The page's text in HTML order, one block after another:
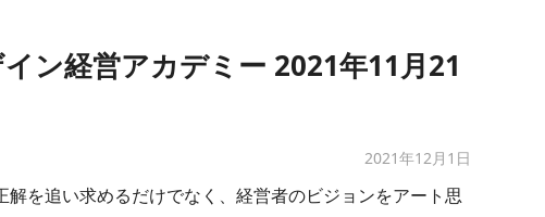
ン経営アカデミー 2021年11月21
2021年12月1日
解を追い求めるだけでなく、経営者のビジョンをアート思